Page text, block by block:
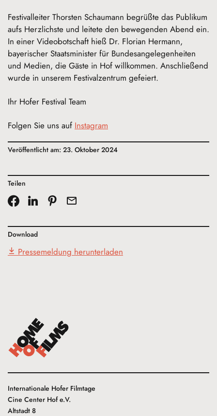
Festivalleiter Thorsten Schaumann begrüßte das Publikum
aufs Herzlichste und leitete den bewegenden Abend ein.
In einer Videobotschaft hieß Dr. Florian Hermann,
bayerischer Staatsminister für Bundesangelegenheiten
und Medien, die Gäste in Hof willkommen. Anschließend
wurde in unserem Festivalzentrum gefeiert.
Ihr Hofer Festival Team
Folgen Sie uns auf Instagram
Veröffentlicht am: 23. Oktober 2024
Teilen
Download
Pressemeldung herunterladen
Internationale Hofer Filmtage
Cine Center Hof e.V.
Altstadt 8